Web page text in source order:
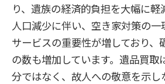
り、遺族の経済的負担を大幅に軽
人口減少に伴い、空き家対策の
サービスの重要性が増しており、
の数も増加しています。遺品買取
分ではなく、故人への敬意を示